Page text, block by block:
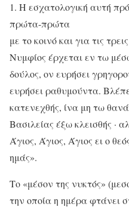
1. Η εσχατολογική αυτή
πρώτα-πρώτα
με το κοινό και για τις
Νυμφίος έρχεται εν τω
δούλος, ον ευρήσει
ευρήσει ραθυμούντα.
κατενεχθής, ίνα μη τω
Βασιλείας έξω κλεισθής ·
Άγιος, Άγιος, Άγιος ει ο
ημάς».
Το «μέσον της νυκτός»
την οποία η ημέρα φτάνει